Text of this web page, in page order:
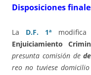
Disposiciones
La D.F. 1ª
Enjuiciamiento
presunta comisión de
reo no tuviese